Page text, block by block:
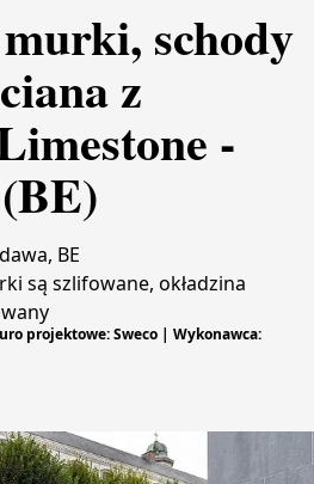
schody
z
-
BE
są szlifowane, okładzina
projektowe: Sweco | Wykonawca: